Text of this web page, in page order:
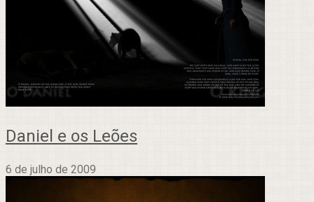
Daniel e os Leões
6 de julho de 2009